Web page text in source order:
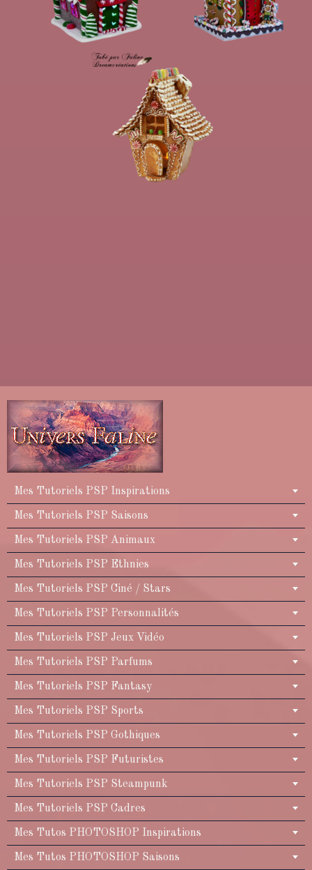
Mes Tutoriels PSP Inspirations
Mes Tutoriels PSP Saisons
Mes Tutoriels PSP Animaux
Mes Tutoriels PSP Ethnies
Mes Tutoriels PSP Ciné / Stars
Mes Tutoriels PSP Personnalités
Mes Tutoriels PSP Jeux Vidéo
Mes Tutoriels PSP Parfums
Mes Tutoriels PSP Fantasy
Mes Tutoriels PSP Sports
Mes Tutoriels PSP Gothiques
Mes Tutoriels PSP Futuristes
Mes Tutoriels PSP Steampunk
Mes Tutoriels PSP Cadres
Mes Tutos PHOTOSHOP Inspirations
Mes Tutos PHOTOSHOP Saisons